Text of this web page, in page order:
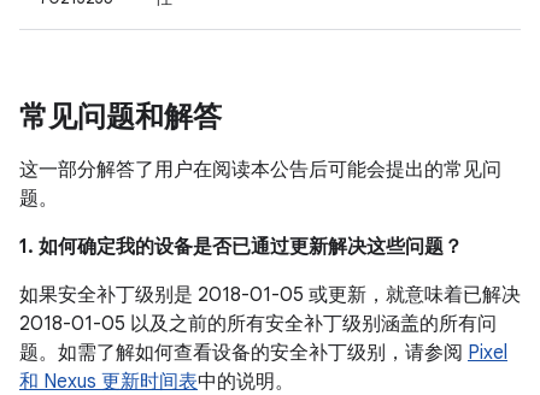
常见问题和解答
这一部分解答了用户在阅读本公告后可能会提出的常见问
题。
1. 如何确定我的设备是否已通过更新解决这些问题？
如果安全补丁级别是 2018-01-05 或更新，就意味着已解决
2018-01-05 以及之前的所有安全补丁级别涵盖的所有问
题。如需了解如何查看设备的安全补丁级别，请参阅 Pixel
和 Nexus 更新时间表中的说明。